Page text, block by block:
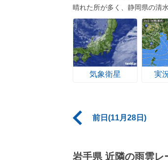
晴れた所が多く、静岡県の清
気象衛星 実
前日(11月28日)
岩手県 近隣の雨雲レ